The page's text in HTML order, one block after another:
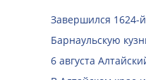
Завершился 1624-
Барнаульскую
6 августа